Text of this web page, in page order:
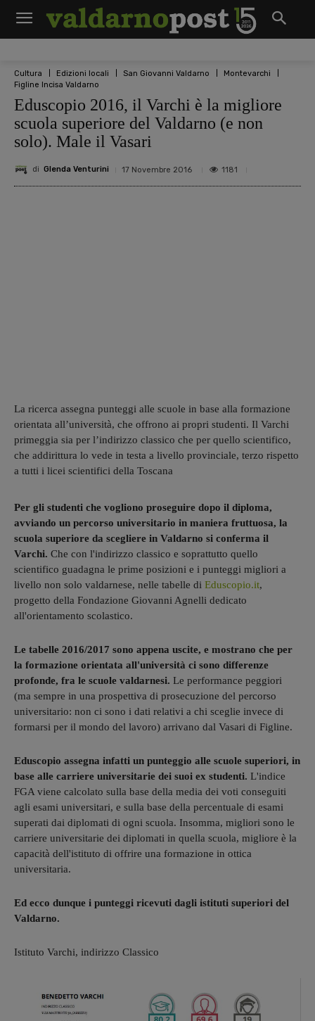
Cultura Edizioni locali San Giovanni Valdarno
Montevarchi
Figline Incisa Valdarno
Eduscopio 2016, il Varchi è la migliore
scuola superiore del Valdarno (e non
solo). Male il Vasari
di Glenda Venturini 17 Novembre 2016 1181
La ricerca assegna punteggi alle scuole in base alla formazione
orientata all’università, che offrono ai propri studenti. Il Varchi
primeggia sia per l’indirizzo classico che per quello scientifico,
che addirittura lo vede in testa a livello provinciale, terzo rispetto
a tutti i licei scientifici della Toscana
Per gli studenti che vogliono proseguire dopo il diploma,
avviando un percorso universitario in maniera fruttuosa, la
scuola superiore da scegliere in Valdarno si conferma il
Varchi. Che con l'indirizzo classico e soprattutto quello
scientifico guadagna le prime posizioni e i punteggi migliori a
livello non solo valdarnese, nelle tabelle di Eduscopio.it,
progetto della Fondazione Giovanni Agnelli dedicato
all'orientamento scolastico.
Le tabelle 2016/2017 sono appena uscite, e mostrano che per
la formazione orientata all'università ci sono differenze
profonde, fra le scuole valdarnesi. Le performance peggiori
(ma sempre in una prospettiva di prosecuzione del percorso
universitario: non ci sono i dati relativi a chi sceglie invece di
formarsi per il mondo del lavoro) arrivano dal Vasari di Figline.
Eduscopio assegna infatti un punteggio alle scuole superiori, in
base alle carriere universitarie dei suoi ex studenti. L'indice
FGA viene calcolato sulla base della media dei voti conseguiti
agli esami universitari, e sulla base della percentuale di esami
superati dai diplomati di ogni scuola. Insomma, migliori sono le
carriere universitarie dei diplomati in quella scuola, migliore è la
capacità dell'istituto di offrire una formazione in ottica
universitaria.
Ed ecco dunque i punteggi ricevuti dagli istituti superiori del
Valdarno.
Istituto Varchi, indirizzo Classico